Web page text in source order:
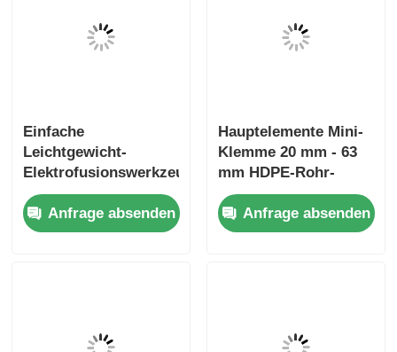
Einfache
Leichtgewicht-
Elektrofusionswerkzeuge
Ellenbogenklemme 20
mm - 32 mm
Anfrage absenden
Hauptelemente Mini-
Klemme 20 mm - 63
mm HDPE-Rohr-
Elektrofusionswerkzeuge
Anfrage absenden